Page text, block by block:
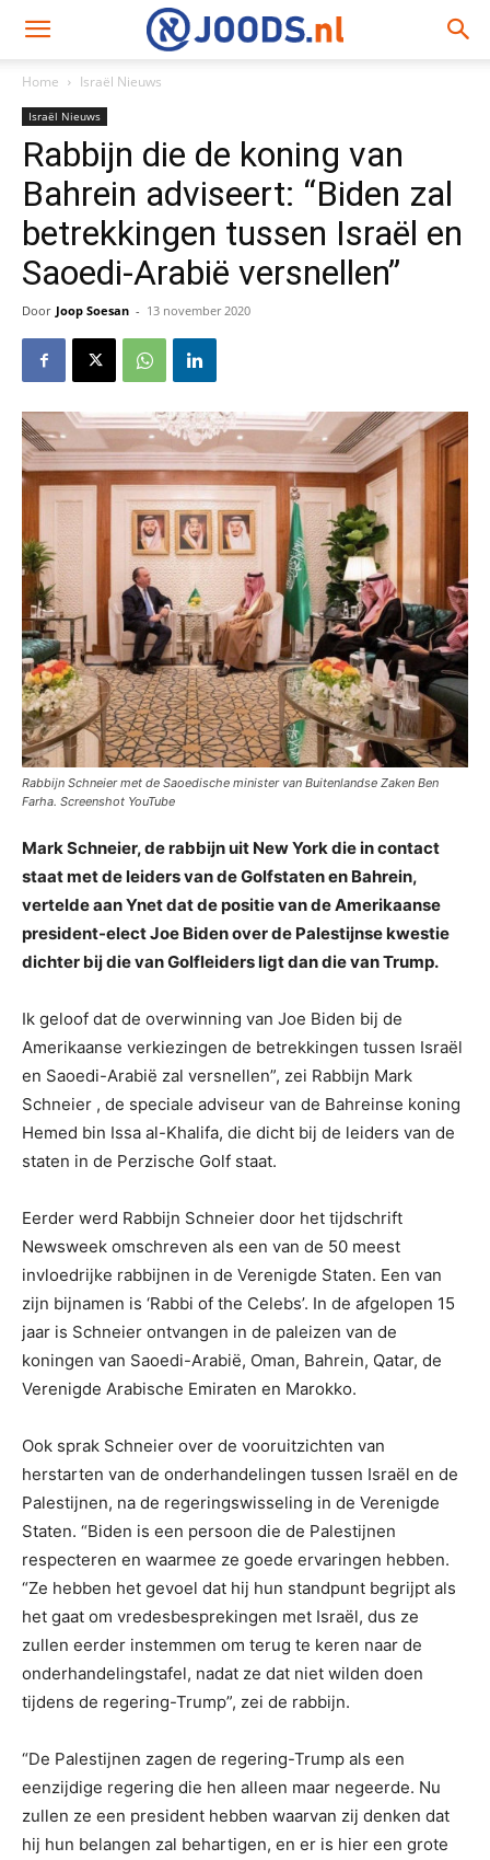
Home Israël Nieuws
Israël Nieuws
Rabbijn die de koning van
Bahrein adviseert: “Biden zal
betrekkingen tussen Israël en
Saoedi-Arabië versnellen”
Door Joop Soesan - 13 november 2020
Rabbijn Schneier met de Saoedische minister van Buitenlandse Zaken Ben
Farha. Screenshot YouTube
Mark Schneier, de rabbijn uit New York die in contact
staat met de leiders van de Golfstaten en Bahrein,
vertelde aan Ynet dat de positie van de Amerikaanse
president-elect Joe Biden over de Palestijnse kwestie
dichter bij die van Golfleiders ligt dan die van Trump.
Ik geloof dat de overwinning van Joe Biden bij de
Amerikaanse verkiezingen de betrekkingen tussen Israël
en Saoedi-Arabië zal versnellen”, zei Rabbijn Mark
Schneier , de speciale adviseur van de Bahreinse koning
Hemed bin Issa al-Khalifa, die dicht bij de leiders van de
staten in de Perzische Golf staat.
Eerder werd Rabbijn Schneier door het tijdschrift
Newsweek omschreven als een van de 50 meest
invloedrijke rabbijnen in de Verenigde Staten. Een van
zijn bijnamen is ‘Rabbi of the Celebs’. In de afgelopen 15
jaar is Schneier ontvangen in de paleizen van de
koningen van Saoedi-Arabië, Oman, Bahrein, Qatar, de
Verenigde Arabische Emiraten en Marokko.
Ook sprak Schneier over de vooruitzichten van
herstarten van de onderhandelingen tussen Israël en de
Palestijnen, na de regeringswisseling in de Verenigde
Staten. “Biden is een persoon die de Palestijnen
respecteren en waarmee ze goede ervaringen hebben.
“Ze hebben het gevoel dat hij hun standpunt begrijpt als
het gaat om vredesbesprekingen met Israël, dus ze
zullen eerder instemmen om terug te keren naar de
onderhandelingstafel, nadat ze dat niet wilden doen
tijdens de regering-Trump”, zei de rabbijn.
“De Palestijnen zagen de regering-Trump als een
eenzijdige regering die hen alleen maar negeerde. Nu
zullen ze een president hebben waarvan zij denken dat
hij hun belangen zal behartigen, en er is hier een grote